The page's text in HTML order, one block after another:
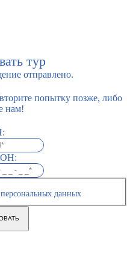
тур
отправлено.
попытку позже, либо
нам!
данных